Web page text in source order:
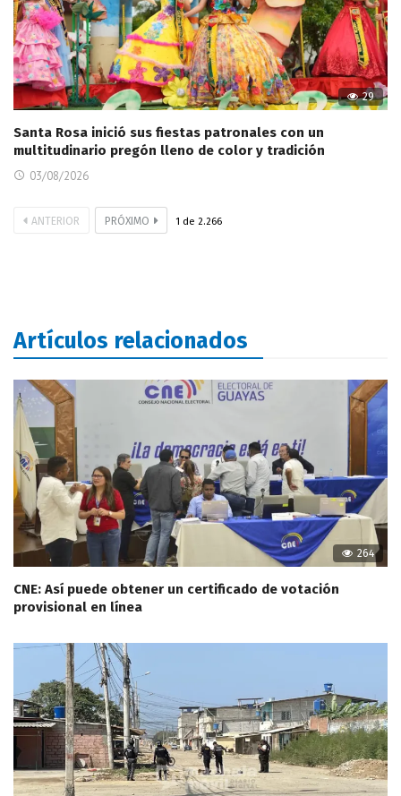
29
Santa Rosa inició sus fiestas patronales con un
multitudinario pregón lleno de color y tradición
03/08/2026
ANTERIOR PRÓXIMO 1 de 2.266
Artículos relacionados
264
CNE: Así puede obtener un certificado de votación
provisional en línea